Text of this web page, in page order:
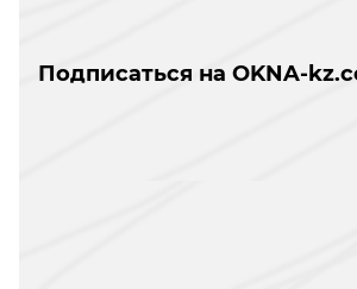
Подписаться на OKNA-